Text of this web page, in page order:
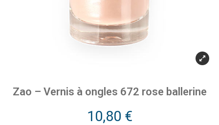
Zao – Vernis à ongles 672 rose ballerine
10,80 €